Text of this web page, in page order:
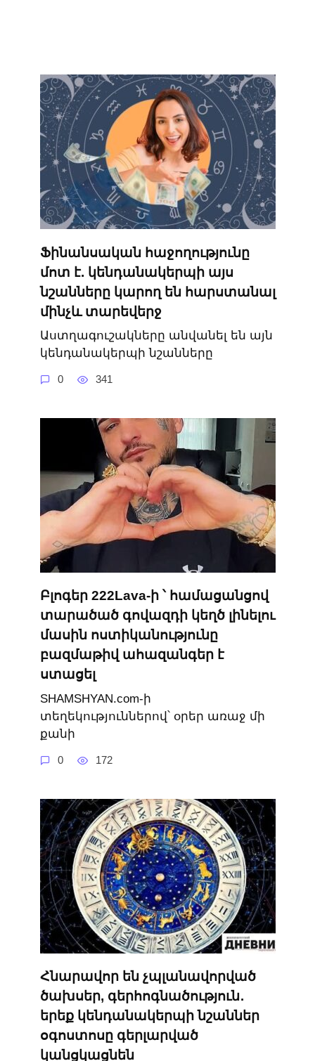
Ֆինանսական հաջողությունը
մոտ է. կենդանակերպի այս
նշանները կարող են հարստանալ
մինչև տարեվերջ
Աստղագուշակները անվանել են այն
կենդանակերպի նշանները
0 341
Բլոգեր 222Lava-ի ՝ համացանցով
տարածած գովազդի կեղծ լինելու
մասին ոստիկանությունը
բազմաթիվ ահազանգեր է
ստացել
SHAMSHYAN.com-ի
տեղեկություններով՝ օրեր առաջ մի
քանի
0 172
Հնարավոր են չպլանավորված
ծախսեր, գերհոգնածություն․
երեք կենդանակերպի նշաններ
օգոստոսը գերլարված
կանցկացնեն